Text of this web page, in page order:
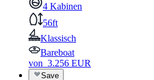
4 Kabinen
56ft
Klassisch
Bareboat
von 3.256 EUR
Save